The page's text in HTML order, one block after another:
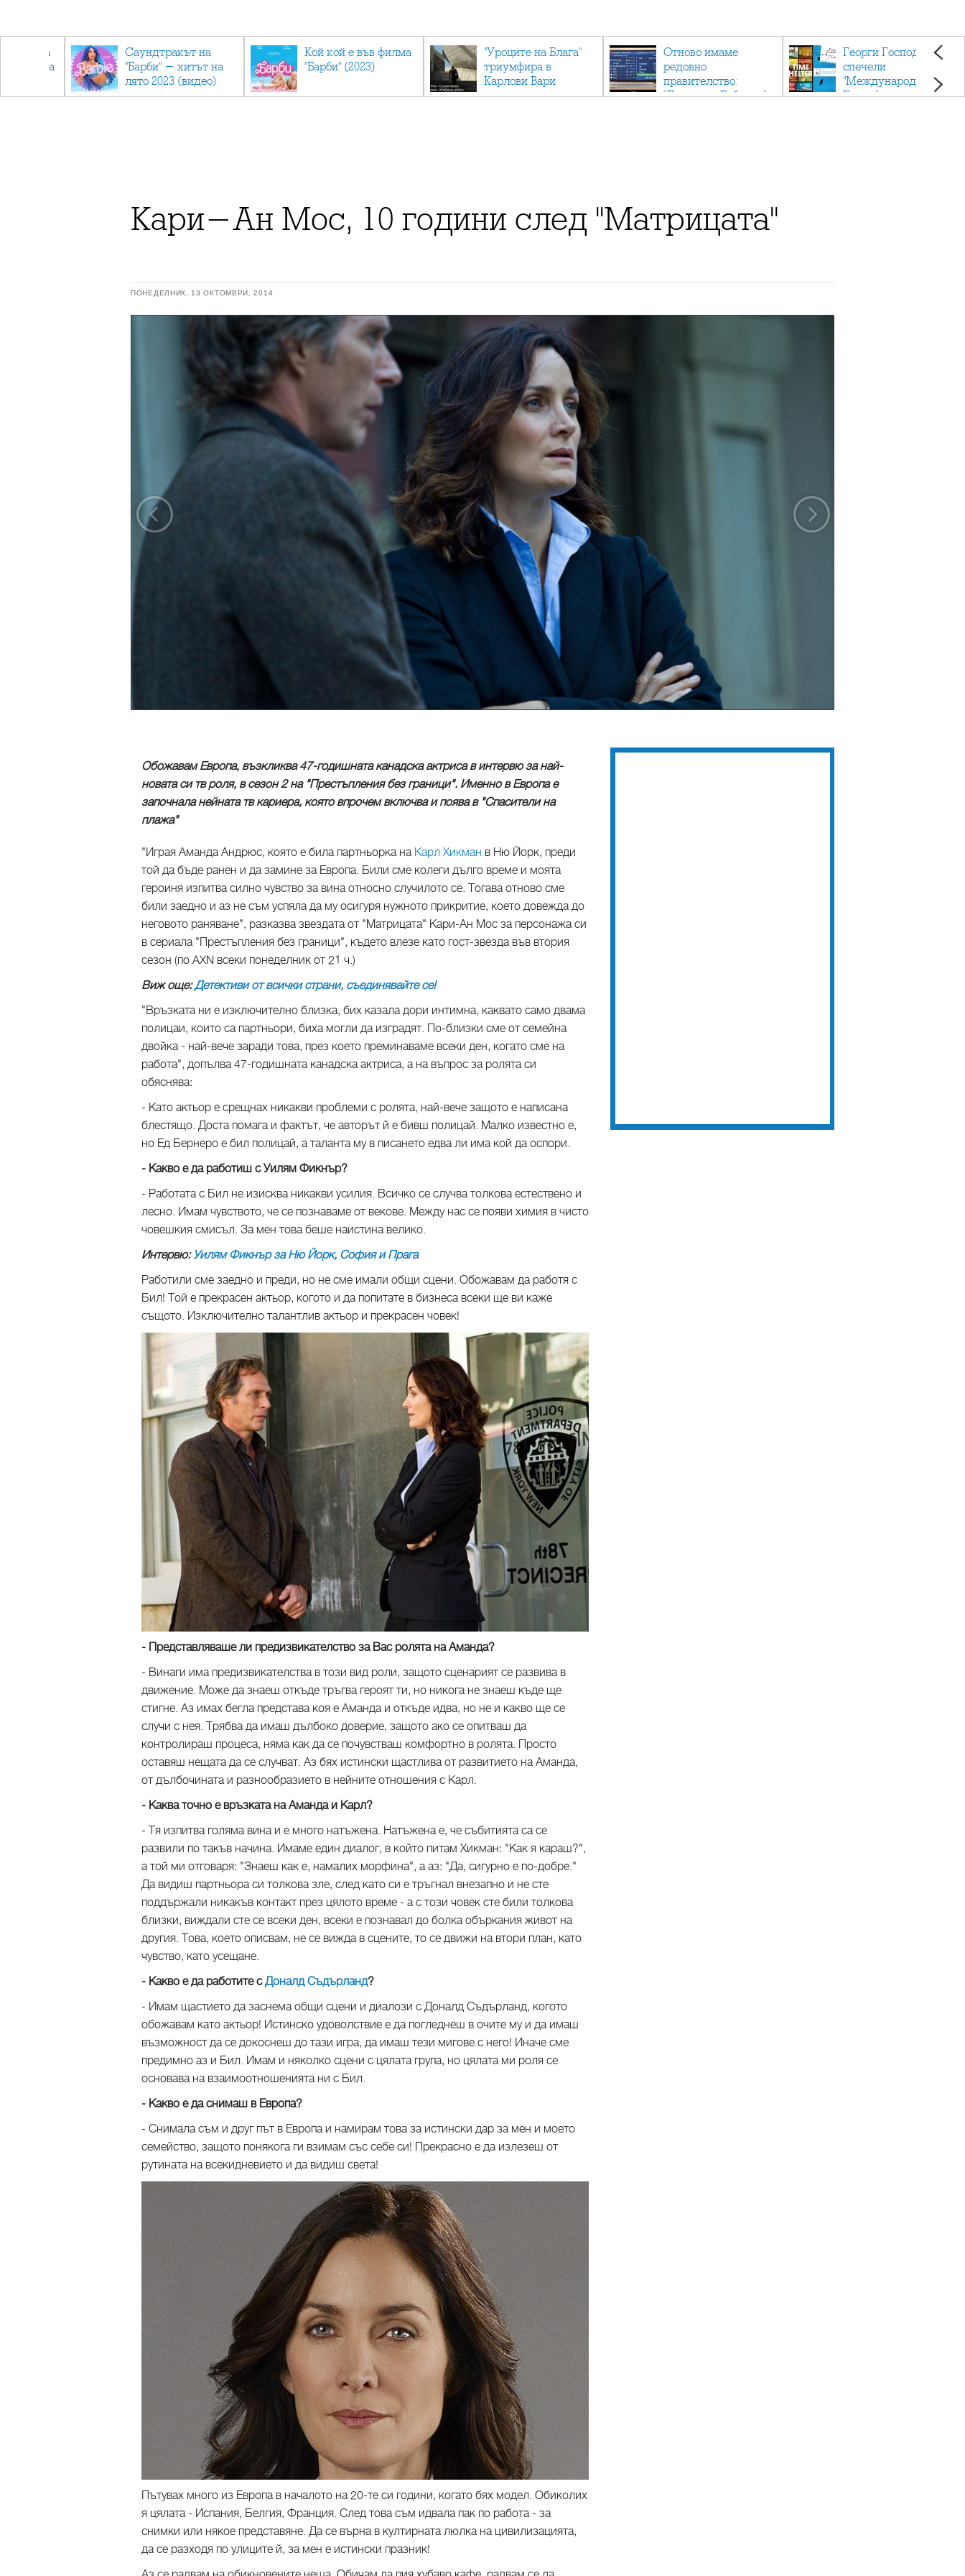
върна
мандата
Саундтракът на
"Барби" - хитът на
лято 2023 (видео)
Кой кой е във филма
"Барби" (2023)
"Уроците на Блага"
триумфира в
Карлови Вари
Отново имаме
редовно
правителство:
"Денков - Габриел"
Георги Господинов
спечели
"Международен
Букър" с романа
Кари-Ан Мос, 10 години след "Матрицата"
ПОНЕДЕЛНИК, 13 ОКТОМВРИ, 2014
Обожавам Европа, възкликва 47-годишната канадска актриса в интервю за най-
новата си тв роля, в сезон 2 на "Престъпления без граници". Именно в Европа е
започнала нейната тв кариера, която впрочем включва и поява в "Спасители на
плажа"
"Играя Аманда Андрюс, която е била партньорка на Карл Хикман в Ню Йорк, преди
той да бъде ранен и да замине за Европа. Били сме колеги дълго време и моята
героиня изпитва силно чувство за вина относно случилото се. Тогава отново сме
били заедно и аз не съм успяла да му осигуря нужното прикритие, което довежда до
неговото раняване", разказва звездата от "Матрицата" Кари-Ан Мос за персонажа си
в сериала "Престъпления без граници", където влезе като гост-звезда във втория
сезон (по AXN всеки понеделник от 21 ч.)
Виж още:Детективи от всички страни, съединявайте се!
"Връзката ни е изключително близка, бих казала дори интимна, каквато само двама
полицаи, които са партньори, биха могли да изградят. По-близки сме от семейна
двойка - най-вече заради това, през което преминаваме всеки ден, когато сме на
работа", допълва 47-годишната канадска актриса, а на въпрос за ролята си
обяснява:
- Като актьор е срещнах никакви проблеми с ролята, най-вече защото е написана
блестящо. Доста помага и фактът, че авторът й е бивш полицай. Малко известно е,
но Ед Бернеро е бил полицай, а таланта му в писането едва ли има кой да оспори.
- Какво е да работиш с Уилям Фикнър?
- Работата с Бил не изисква никакви усилия. Всичко се случва толкова естествено и
лесно. Имам чувството, че се познаваме от векове. Между нас се появи химия в чисто
човешкия смисъл. За мен това беше наистина велико.
Интервю:Уилям Фикнър за Ню Йорк, София и Прага
Работили сме заедно и преди, но не сме имали общи сцени. Обожавам да работя с
Бил! Той е прекрасен актьор, когото и да попитате в бизнеса всеки ще ви каже
същото. Изключително талантлив актьор и прекрасен човек!
- Представляваше ли предизвикателство за Вас ролята на Аманда?
- Винаги има предизвикателства в този вид роли, защото сценарият се развива в
движение. Може да знаеш откъде тръгва героят ти, но никога не знаеш къде ще
стигне. Аз имах бегла представа коя е Аманда и откъде идва, но не и какво ще се
случи с нея. Трябва да имаш дълбоко доверие, защото ако се опитваш да
контролираш процеса, няма как да се почувстваш комфортно в ролята. Просто
оставяш нещата да се случват. Аз бях истински щастлива от развитието на Аманда,
от дълбочината и разнообразието в нейните отношения с Карл.
- Каква точно е връзката на Аманда и Карл?
- Тя изпитва голяма вина и е много натъжена. Натъжена е, че събитията са се
развили по такъв начина. Имаме един диалог, в който питам Хикман: "Как я караш?",
а той ми отговаря: "Знаеш как е, намалих морфина", а аз: "Да, сигурно е по-добре."
Да видиш партньора си толкова зле, след като си е тръгнал внезапно и не сте
поддържали никакъв контакт през цялото време - а с този човек сте били толкова
близки, виждали сте се всеки ден, всеки е познавал до болка объркания живот на
другия. Това, което описвам, не се вижда в сцените, то се движи на втори план, като
чувство, като усещане.
- Какво е да работите сДоналд Съдърланд?
- Имам щастието да заснема общи сцени и диалози с Доналд Съдърланд, когото
обожавам като актьор! Истинско удоволствие е да погледнеш в очите му и да имаш
възможност да се докоснеш до тази игра, да имаш тези мигове с него! Иначе сме
предимно аз и Бил. Имам и няколко сцени с цялата група, но цялата ми роля се
основава на взаимоотношенията ни с Бил.
- Какво е да снимаш в Европа?
- Снимала съм и друг път в Европа и намирам това за истински дар за мен и моето
семейство, защото понякога ги взимам със себе си! Прекрасно е да излезеш от
рутината на всекидневието и да видиш света!
Пътувах много из Европа в началото на 20-те си години, когато бях модел. Обиколих
я цялата - Испания, Белгия, Франция. След това съм идвала пак по работа - за
снимки или някое представяне. Да се върна в култирната люлка на цивилизацията,
да се разходя по улиците й, за мен е истински празник!